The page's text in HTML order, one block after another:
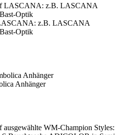
z.B. LASCANA
Optik
Anhänger